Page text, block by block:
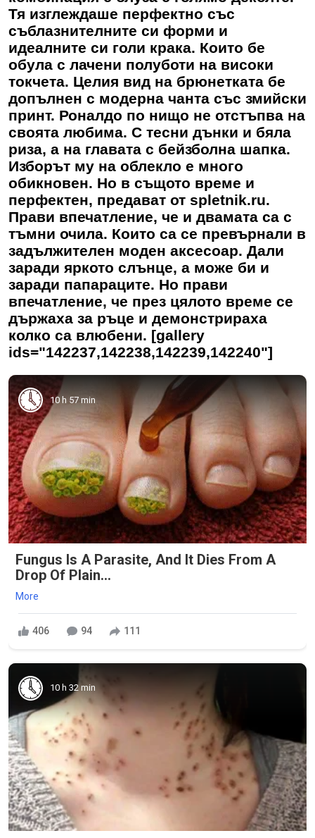
Тя изглеждаше перфектно със
съблазнителните си форми и
идеалните си голи крака. Които бе
обула с лачени полуботи на високи
токчета. Целия вид на брюнетката бе
допълнен с модерна чанта със змийски
принт. Роналдо по нищо не отстъпва на
своята любима. С тесни дънки и бяла
риза, а на главата с бейзболна шапка.
Изборът му на облекло е много
обикновен. Но в същото време и
перфектен, предават от spletnik.ru.
Прави впечатление, че и двамата са с
тъмни очила. Които са се превърнали в
задължителен моден аксесоар. Дали
заради яркото слънце, а може би и
заради папараците. Но прави
впечатление, че през цялото време се
държаха за ръце и демонстрираха
колко са влюбени. [gallery
ids="142237,142238,142239,142240"]
10 h 57 min
Fungus Is A Parasite, And It Dies From A
Drop Of Plain...
More
406 94 111
10 h 32 min